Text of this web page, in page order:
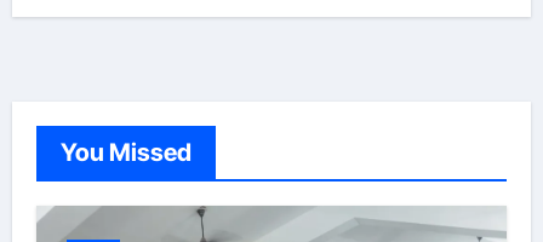
You Missed